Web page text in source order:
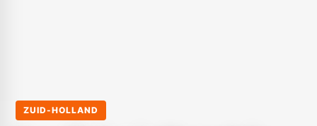
ZUID-HOLLAND